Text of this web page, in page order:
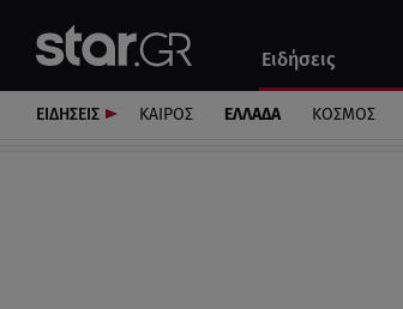
Ειδήσεις
Αυτοκίνητο
ΕΙΔΗΣΕΙΣ ΚΑΙΡΟΣ ΕΛΛΑΔΑ ΚΟΣΜΟΣ